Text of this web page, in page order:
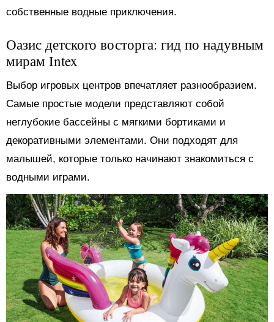
собственные водные приключения.
Оазис детского восторга: гид по надувным
мирам Intex
Выбор игровых центров впечатляет разнообразием.
Самые простые модели представляют собой
неглубокие бассейны с мягкими бортиками и
декоративными элементами. Они подходят для
малышей, которые только начинают знакомиться с
водными играми.